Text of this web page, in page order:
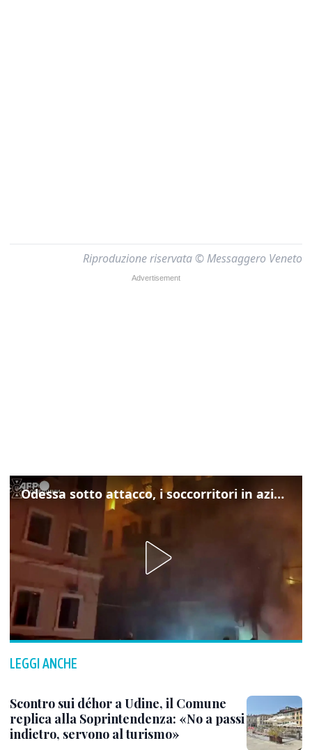
Riproduzione riservata © Messaggero Veneto
Odessa sotto attacco, i soccorritori in azione
LEGGI ANCHE
Scontro sui déhor a Udine, il Comune
replica alla Soprintendenza: «No a passi
indietro, servono al turismo»